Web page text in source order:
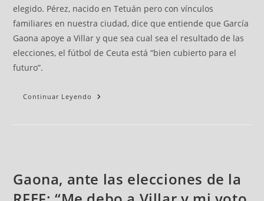
elegido. Pérez, nacido en Tetuán pero con vínculos
familiares en nuestra ciudad, dice que entiende que García
Gaona apoye a Villar y que sea cual sea el resultado de las
elecciones, el fútbol de Ceuta está “bien cubierto para el
futuro”.
Continuar Leyendo
Gaona, ante las elecciones de la